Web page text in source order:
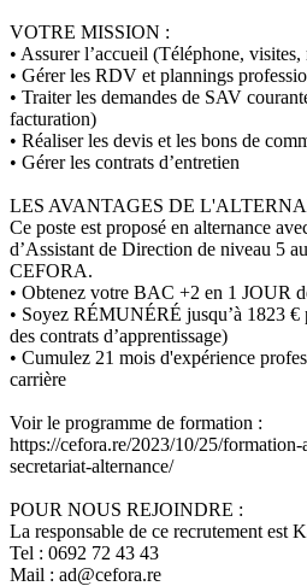
VOTRE MISSION :
• Assurer l’accueil (Téléphone, visites,
• Gérer les RDV et plannings
• Traiter les demandes de SAV
facturation)
• Réaliser les devis et les bons de
• Gérer les contrats d’entretien
LES AVANTAGES DE
Ce poste est proposé en alternance
d’Assistant de Direction de niveau 5
CEFORA.
• Obtenez votre BAC +2 en 1 JOUR
• Soyez RÉMUNÉRÉ jusqu’à 1823
des contrats d’apprentissage)
• Cumulez 21 mois d'expérience
carrière
Voir le programme de formation :
https://cefora.re/2023/10/25/formation-
secretariat-alternance/
POUR NOUS REJOINDRE :
La responsable de ce recrutement est
Tel : 0692 72 43 43
Mail : ad@cefora.re